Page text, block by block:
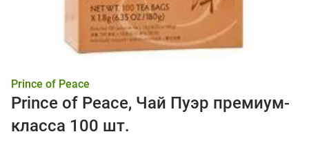
Prince of Peace
Prince of Peace, Чай Пуэр премиум-
класса 100 шт.